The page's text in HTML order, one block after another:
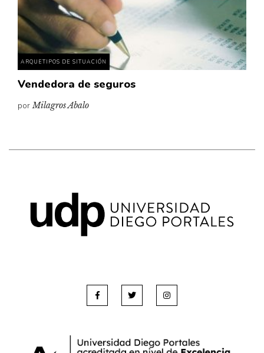
ARQUETIPOS DE SITUACIÓN
Vendedora de seguros
porMilagros Abalo